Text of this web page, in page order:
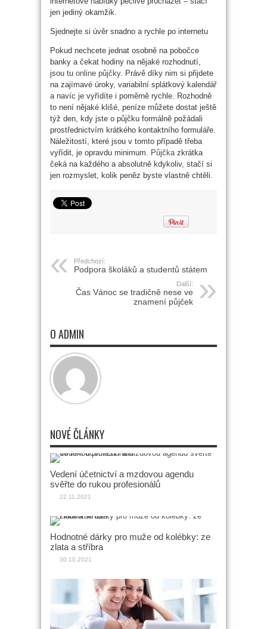
jen jediný okamžik.
Sjednejte si úvěr snadno a rychle po internetu
Pokud nechcete jednat osobně na pobočce
banky a čekat hodiny na nějaké rozhodnutí,
jsou tu online půjčky. Právě díky nim si přijdete
na zajímavé úroky, variabilní splátkový kalendář
a navíc je vyřídíte i poměrně rychle. Rozhodně
to není nějaké klišé, peníze můžete dostat ještě
týž den, kdy jste o půjčku formálně požádali
prostřednictvím krátkého kontaktního formuláře.
Náležitostí, které jsou v tomto případě třeba
vyřídit, je opravdu minimum. Půjčka zkrátka
čeká na každého a absolutně kdykoliv, stačí si
jen rozmyslet, kolik peněz byste vlastně chtěli.
Předchozí:
Podpora školáků a studentů státem
Další:
Čas Vánoc se tradičně nese ve
znamení půjček
O ADMIN
NOVÉ ČLÁNKY
Vedení účetnictví a mzdovou agendu
svěřte do rukou profesionálů
22.11.2021
Hodnotné dárky pro muže od kolébky: ze
zlata a stříbra
30.10.2021